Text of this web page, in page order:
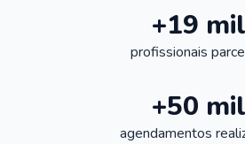
+19 mil
profissionais
+50 mil
agendamentos